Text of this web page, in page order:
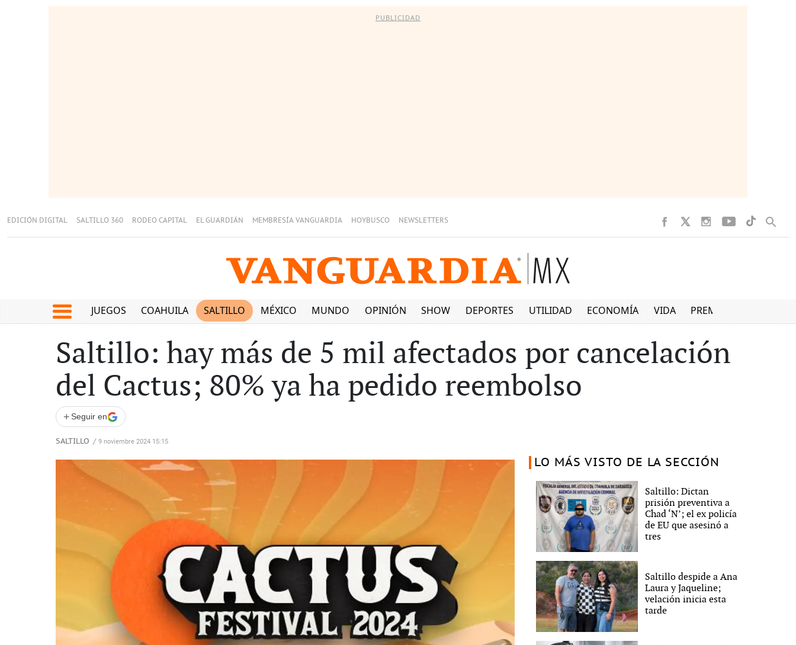
PUBLICIDAD
EDICIÓN DIGITAL SALTILLO 360 RODEO CAPITAL EL GUARDIÁN MEMBRESÍA VANGUARDIA HOYBUSCO NEWSLETTERS
JUEGOS COAHUILA SALTILLO MÉXICO MUNDO OPINIÓN SHOW DEPORTES UTILIDAD ECONOMÍA VIDA PREMIUM
Saltillo: hay más de 5 mil afectados por cancelación
del Cactus; 80% ya ha pedido reembolso
+ Seguir en
SALTILLO / 9 noviembre 2024 15:15
LO MÁS VISTO DE LA SECCIÓN
Saltillo: Dictan
prisión preventiva a
Chad ‘N’; el ex policía
de EU que asesinó a
tres
Saltillo despide a Ana
Laura y Jaqueline;
velación inicia esta
tarde